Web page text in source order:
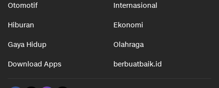
Otomotif Internasional
Hiburan Ekonomi
Gaya Hidup Olahraga
Download Apps berbuatbaik.id